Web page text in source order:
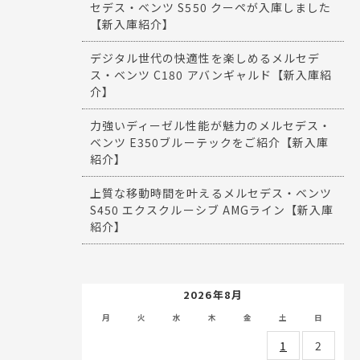
セデス・ベンツ S550 クーペが入庫しました
【新入庫紹介】
デジタル世代の快適性を楽しめるメルセデ
ス・ベンツ C180 アバンギャルド【新入庫紹
介】
力強いディーゼル性能が魅力のメルセデス・
ベンツ E350ブルーテックをご紹介【新入庫
紹介】
上質な移動時間を叶えるメルセデス・ベンツ
S450 エクスクルーシブ AMGライン【新入庫
紹介】
2026年8月
月 火 水 木 金 土 日
1
2